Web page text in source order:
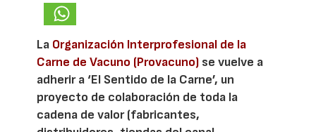
La Organización Interprofesional de la
Carne de Vacuno (Provacuno) se vuelve a
adherir a ‘El Sentido de la Carne’, un
proyecto de colaboración de toda la
cadena de valor (fabricantes,